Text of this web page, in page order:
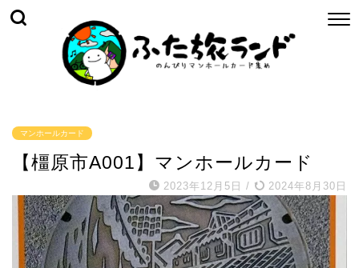
マンホールカード
【橿原市A001】マンホールカード
2023年12月5日 / 2024年8月30日